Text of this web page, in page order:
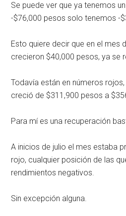
Se puede ver que ya tenemos
-$76,000 pesos solo tenemos -
Esto quiere decir que en el mes
crecieron $40,000 pesos, ya se
Todavía están en números
creció de $311,900 pesos a
Para mí es una recuperación
A inicios de julio el mes estaba
rojo, cualquier posición de las
rendimientos negativos.
Sin excepción alguna.